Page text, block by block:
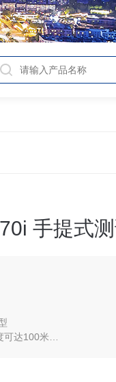
手提式
可达100米